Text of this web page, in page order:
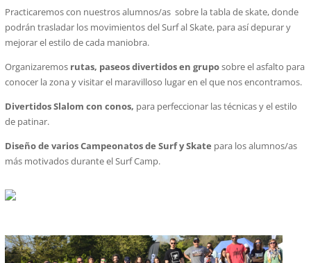
Practicaremos con nuestros alumnos/as sobre la tabla de skate, donde
podrán trasladar los movimientos del Surf al Skate, para así depurar y
mejorar el estilo de cada maniobra.
Organizaremos rutas, paseos divertidos en gruposobre el asfalto para
conocer la zona y visitar el maravilloso lugar en el que nos encontramos.
Divertidos Slalom con conos, para perfeccionar las técnicas y el estilo
de patinar.
Diseño de varios Campeonatos de Surf y Skate para los alumnos/as
más motivados durante el Surf Camp.